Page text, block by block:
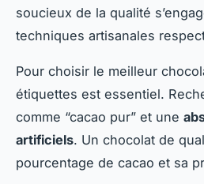
soucieux de la qualité
techniques artisanales
Pour choisir le meilleur
étiquettes est essentiel.
comme “cacao pur” et une
artificiels. Un chocolat de
pourcentage de cacao et sa